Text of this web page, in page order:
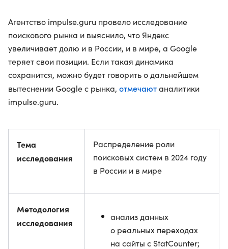
Агентство impulse.guru провело исследование
поискового рынка и выяснило, что Яндекс
увеличивает долю и в России, и в мире, а Google
теряет свои позиции. Если такая динамика
сохранится, можно будет говорить о дальнейшем
вытеснении Google с рынка, отмечаютаналитики
impulse.guru.
Тема
исследования
Распределение роли
поисковых систем в 2024 году
в России и в мире
Методология
исследования
анализ данных
о реальных переходах
на сайты с StatCounter;